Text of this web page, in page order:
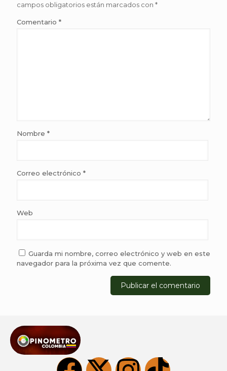
campos obligatorios están marcados con *
Comentario *
Nombre *
Correo electrónico *
Web
Guarda mi nombre, correo electrónico y web en este
navegador para la próxima vez que comente.